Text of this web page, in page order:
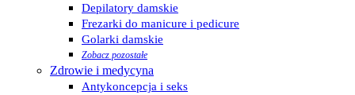
Depilatory damskie
Frezarki do manicure i pedicure
Golarki damskie
Zobacz pozostałe
Zdrowie i medycyna
Antykoncepcja i seks